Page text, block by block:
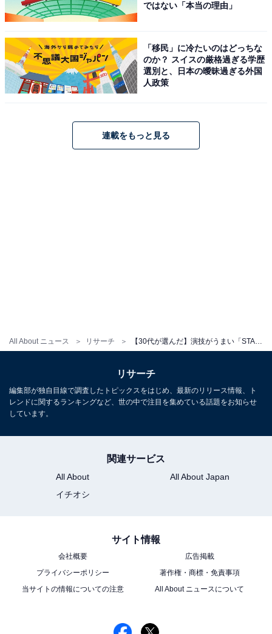
All About ニュース リサーチ
品によって雰囲気が変わり、役にしっかり入り込める俳
優だと思います」（30代男性／茨城県）、「演技に雰囲
気があるし、どんな役でも合いそうなので。あれほど山
里亮太さんが憑依しているのはスゴイ！」（30代女性／
大阪府）などの理由があがりました。
森本慎太郎さんに関する商品をAmazonで見る
1位：目黒蓮（Snow Man）／146票
ではない「本当の理由」
「移民」に冷たいのはどっちな
のか？ スイスの厳格過ぎる学歴
選別と、日本の曖昧過ぎる外国
人政策
連載をもっと見る
リサーチ
編集部が独自目線で調査したトピックスをはじめ、最新のリリース情報、ト
レンドに関するランキングなど、世の中で注目を集めている話題をお知らせ
しています。
関連サービス
All About
All About Japan
イチオシ
サイト情報
会社概要
広告掲載
プライバシーポリシー
著作権・商標・免責事項
当サイトの情報についての注意
All About ニュースについて